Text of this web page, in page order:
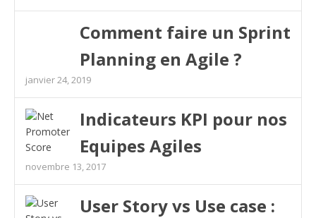
Comment faire un Sprint
Planning en Agile ?
janvier 24, 2019
Indicateurs KPI pour nos
Equipes Agiles
novembre 13, 2017
User Story vs Use case :